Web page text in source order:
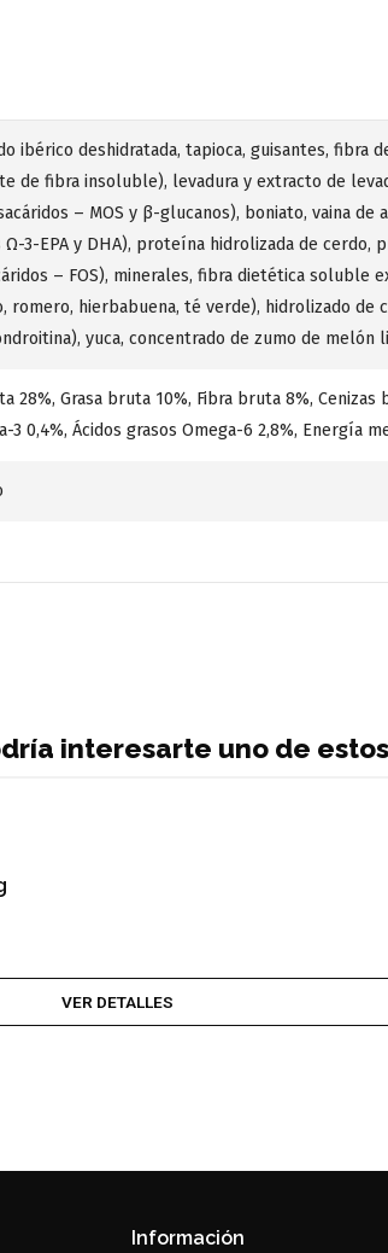
ibérico deshidratada, tapioca, guisantes, fibra
de fibra insoluble), levadura y extracto de
– MOS y β-glucanos), boniato, vaina
Ω-3-EPA y DHA), proteína hidrolizada de
– FOS), minerales, fibra dietética soluble
romero, hierbabuena, té verde), hidrolizado
yuca, concentrado de zumo de melón
28%, Grasa bruta 10%, Fibra bruta 8%, Cenizas
3 0,4%, Ácidos grasos Omega-6 2,8%, Energía
interesarte uno de
VER DETALLES
Información